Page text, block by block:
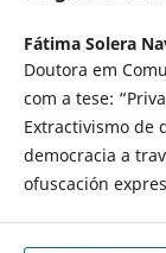
Fátima Solera
Doutora em
com a tese:
Extractivismo de
democracia a
ofuscación